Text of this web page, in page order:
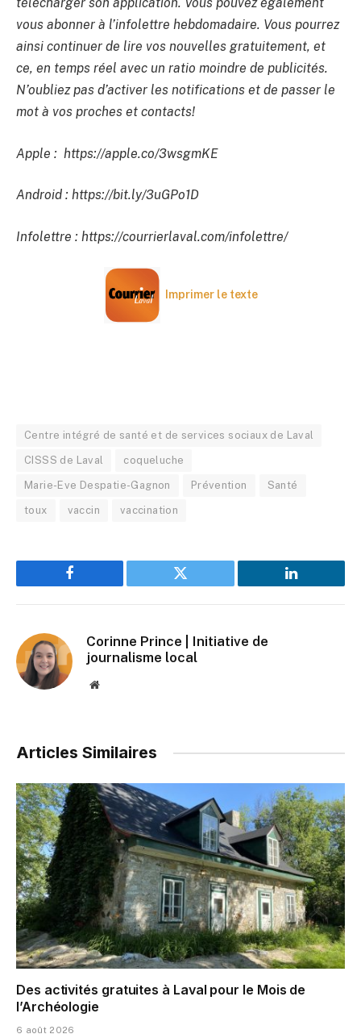
vous abonner à l’infolettre hebdomadaire. Vous pourrez
ainsi continuer de lire vos nouvelles gratuitement, et
ce, en temps réel avec un ratio moindre de publicités.
N’oubliez pas d’activer les notifications et de passer le
mot à vos proches et contacts!
Apple : https://apple.co/3wsgmKE
Android : https://bit.ly/3uGPo1D
Infolettre : https://courrierlaval.com/infolettre/
Imprimer le texte
Centre intégré de santé et de services sociaux de Laval
CISSS de Laval coqueluche
Marie-Eve Despatie-Gagnon Prévention Santé
toux vaccin vaccination
Facebook Twitter LinkedIn
Corinne Prince | Initiative de
journalisme local
Website
Articles Similaires
Des activités gratuites à Laval pour le Mois de
l’Archéologie
6 août 2026